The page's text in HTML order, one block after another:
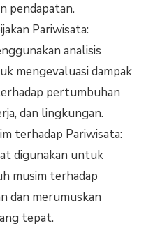
pendapatan.
Pariwisata:
analisis
mengevaluasi dampak
pertumbuhan
dan lingkungan.
terhadap Pariwisata:
digunakan untuk
musim terhadap
dan merumuskan
tepat.